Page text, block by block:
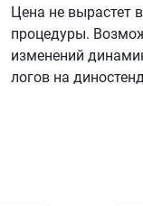
Цена не вырастет
процедуры.
изменений
логов на